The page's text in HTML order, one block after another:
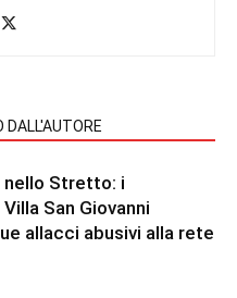
DALL'AUTORE
nello Stretto: i
San Giovanni
allacci abusivi alla rete